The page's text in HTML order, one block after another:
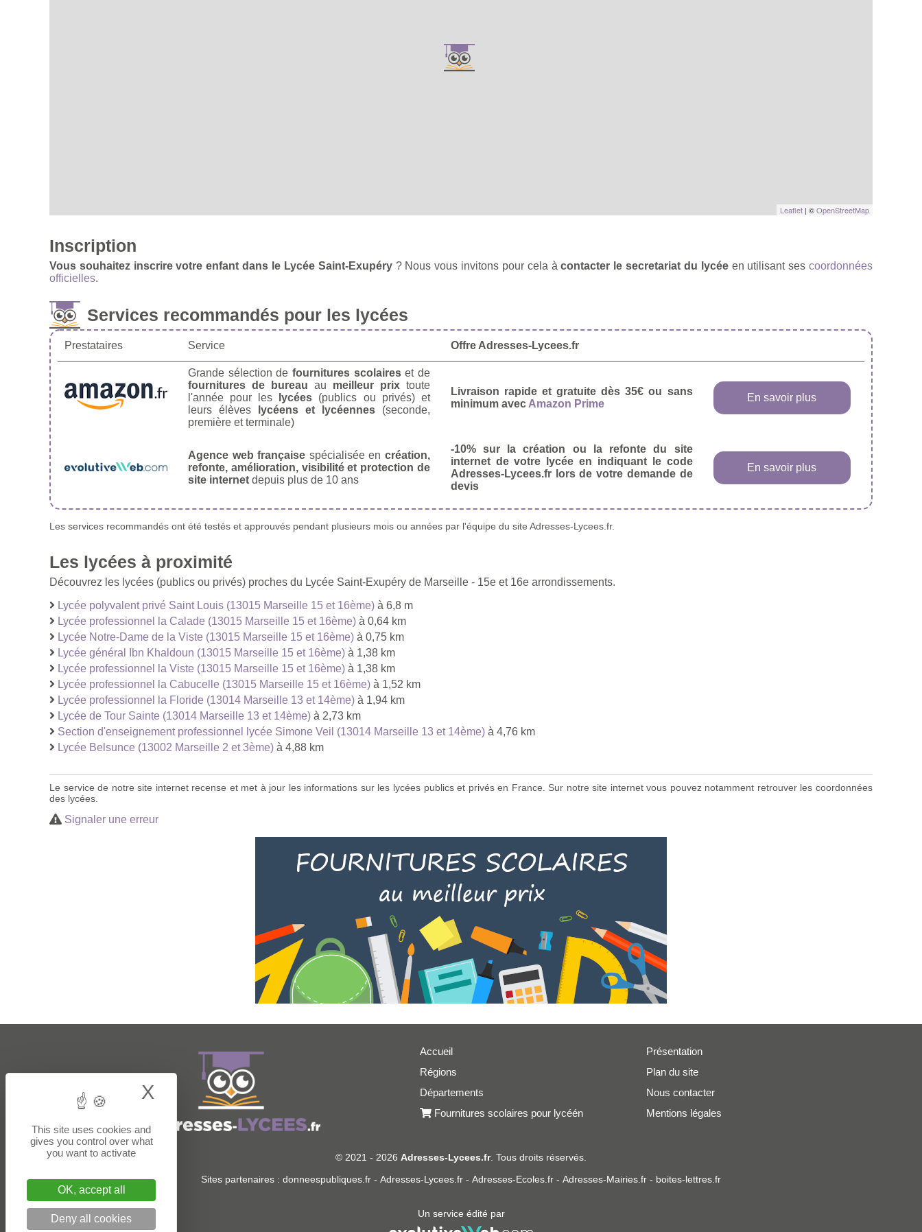
Leaflet | ©OpenStreetMap
Inscription
Vous souhaitez inscrire votre enfant dans le Lycée Saint-Exupéry? Nous vous invitons pour cela àcontacter le secretariat du lycéeen utilisant sescoordonnées
officielles.
Services recommandés pour les lycées
Prestataires Service Offre Adresses-Lycees.fr
Grande sélection de fournitures scolaireset de
fournitures de bureau au meilleur prixtoute
l'année pour les
lycées (publics ou privés) et
leurs élèves
lycéens et lycéennes(seconde,
première et terminale)
Livraison rapide et gratuite dès 35€ ou sans
minimum avec Amazon Prime
En savoir plus
Agence web française spécialisée en création,
refonte, amélioration, visibilité et protection de
site internet depuis plus de 10 ans
-10% sur la création ou la refonte du site
internet de votre lycée en indiquant le code
Adresses-Lycees.fr lors de votre demande de
devis
En savoir plus
Les services recommandés ont été testés et approuvés pendant plusieurs mois ou années par l'équipe du site Adresses-Lycees.fr.
Les lycées à proximité
Découvrez les lycées (publics ou privés) proches du Lycée Saint-Exupéry de Marseille - 15e et 16e arrondissements.
Lycée polyvalent privé Saint Louis (13015 Marseille 15 et 16ème) à 6,8 m
Lycée professionnel la Calade (13015 Marseille 15 et 16ème) à 0,64 km
Lycée Notre-Dame de la Viste (13015 Marseille 15 et 16ème) à 0,75 km
Lycée général Ibn Khaldoun (13015 Marseille 15 et 16ème) à 1,38 km
Lycée professionnel la Viste (13015 Marseille 15 et 16ème) à 1,38 km
Lycée professionnel la Cabucelle (13015 Marseille 15 et 16ème) à 1,52 km
Lycée professionnel la Floride (13014 Marseille 13 et 14ème) à 1,94 km
Lycée de Tour Sainte (13014 Marseille 13 et 14ème) à 2,73 km
Section d'enseignement professionnel lycée Simone Veil (13014 Marseille 13 et 14ème) à 4,76 km
Lycée Belsunce (13002 Marseille 2 et 3ème) à 4,88 km
Le service de notre site internet recense et met à jour les informations sur les lycées publics et privés en France. Sur notre site internet vous pouvez notamment retrouver les coordonnées
des lycées.
Signaler une erreur
Accueil
Régions
Départements
Fournitures scolaires pour lycéén
Présentation
Plan du site
Nous contacter
Mentions légales
© 2021 - 2026 Adresses-Lycees.fr. Tous droits réservés.
Sites partenaires : donneespubliques.fr - Adresses-Lycees.fr - Adresses-Ecoles.fr - Adresses-Mairies.fr - boites-lettres.fr
Un service édité par
This site uses cookies and
gives you control over what
you want to activate
OK, accept all
Deny all cookies
X Hide cookie banner